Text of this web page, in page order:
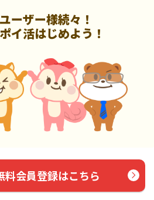
ーザー様続々！
イ活はじめよう！
料会員登録はこちら